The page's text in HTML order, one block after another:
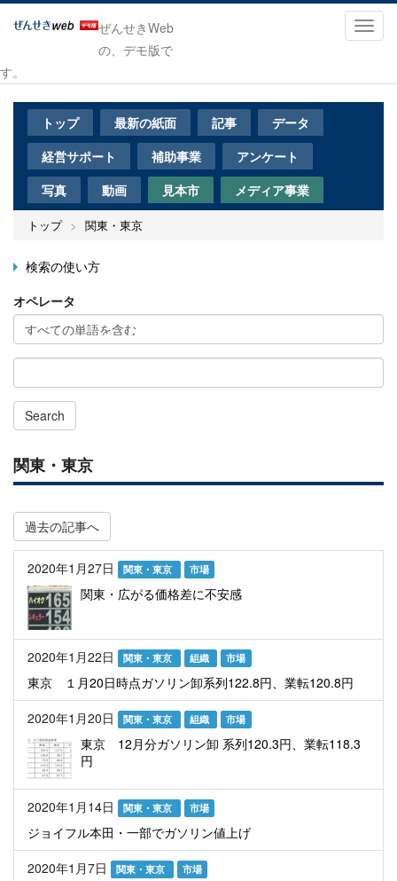
メ
ン
ぜんせきWeb
の、デモ版で
す。
トップ 最新の紙面 記事
データ
経営サポート
補助事業
アンケート
写真
動画 見本市 メディア事業
トップ 関東・東京
検索の使い方
オペレータ
Search
関東・東京
過去の記事へ
2020年1月27日 関東・東京 市場
関東・広がる価格差に不安感
2020年1月22日 関東・東京 組織 市場
東京 １月20日時点ガソリン卸系列122.8円、業転120.8円
2020年1月20日
関東・東京 組織 市場
東京 12月分ガソリン卸 系列120.3円、業転118.3
円
2020年1月14日 関東・東京 市場
ジョイフル本田・一部でガソリン値上げ
2020年1月7日
関東・東京 市場